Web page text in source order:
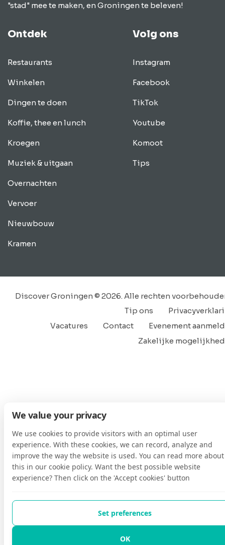
"stad" mee te maken, en Groningen te beleven!
Ontdek
Restaurants
Winkelen
Dingen te doen
Koffie, thee en lunch
Kroegen
Muziek & uitgaan
Overnachten
Vervoer
Nieuwbouw
Kramen
Volg ons
Instagram
Facebook
TikTok
Youtube
Komoot
Tips
Discover Groningen © 2026. Alle rechten
Tip ons
Evenement
Contact
Vacatures
Zakelijke
We value your privacy
We use cookies to provide visitors with an optimal user
experience. With these cookies, we can record, analyze and
improve the way the website is used. You can read more about
this in our cookie policy. Want the best possible website
experience? Then click on the 'Accept cookies' button
Set preferences
OK